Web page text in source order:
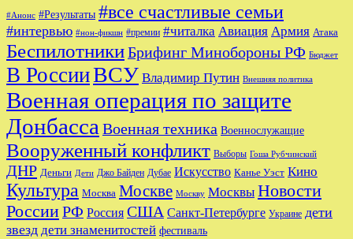
#Анонс #Результаты #все счастливые семьи
#интервью #нон-фикшн #премии #читалка Авиация Армия Атака
БеспилотникиБрифинг Минобороны РФ Бюджет
В РоссииВСУ Владимир Путин Внешняя политика
Военная операция по защите
Донбасса Военная техника Военнослужащие
Вооруженный конфликт Выборы Гоша Рубчинский
ДНР Деньги Дети Джо Байден Дубае Искусство Канье Уэст Кино
Культура Москва Москве Москву Москвы Новости
РоссииРФ Россия США Санкт-Петербурге Украине дети
звезд дети знаменитостей фестиваль